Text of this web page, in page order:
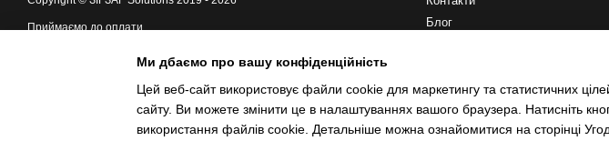
Приймаємо до оплати
Блог
Ми дбаємо про вашу конфіденційність
Цей веб-сайт використовує файли cookie для маркетингу та статистичних
сайту. Ви можете змінити це в налаштуваннях вашого браузера. Натисніть
використання файлів cookie. Детальніше можна ознайомитися на сторінці